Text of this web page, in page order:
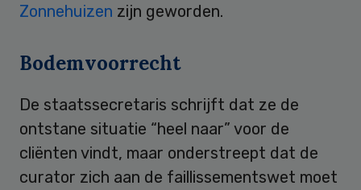
Zonnehuizen zijn geworden.
Bodemvoorrecht
De staatssecretaris schrijft dat ze de
ontstane situatie “heel naar” voor de
cliënten vindt, maar onderstreept dat de
curator zich aan de faillissementswet moet